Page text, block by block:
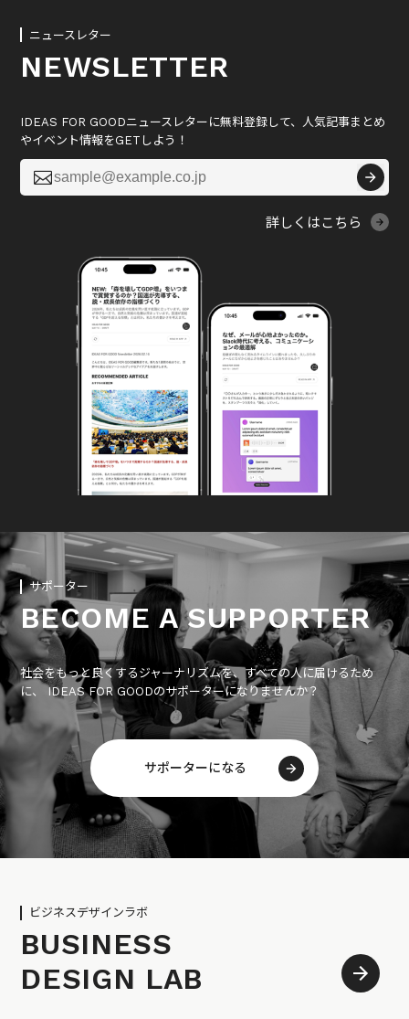
ニュースレター
NEWSLETTER
IDEAS FOR GOODニュースレターに無料登録して、人気記事まとめ
やイベント情報をGETしよう！

詳しくはこちら
サポーター
BECOME A SUPPORTER
社会をもっと良くするジャーナリズムを、すべての人に届けるため
に、 IDEAS FOR GOODのサポーターになりませんか？
サポーターになる
ビジネスデザインラボ
BUSINESS
DESIGN LAB